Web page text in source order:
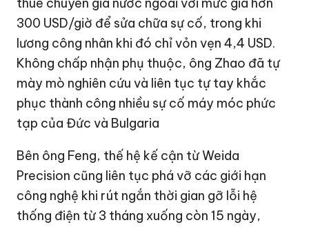
thuê chuyên gia nước ngoài với mức giá hơn
300 USD/giờ để sửa chữa sự cố, trong khi
lương công nhân khi đó chỉ vỏn vẹn4,4 USD.
Không chấp nhận phụ thuộc, ông Zhao đã tự
mày mò nghiên cứu và liên tục tự tay khắc
phục thành công nhiều sự cố máy móc phức
tạp của Đức và Bulgaria
Bên ông Feng, thế hệ kế cận từ Weida
Precision cũng liên tục phá vỡ các giới hạn
công nghệ khi rút ngắn thời gian gỡ lỗi hệ
thống điện từ 3 tháng xuống còn 15 ngày,